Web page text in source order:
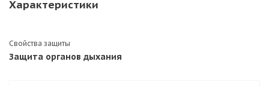
Характеристики
Свойства защиты
Защита органов дыхания